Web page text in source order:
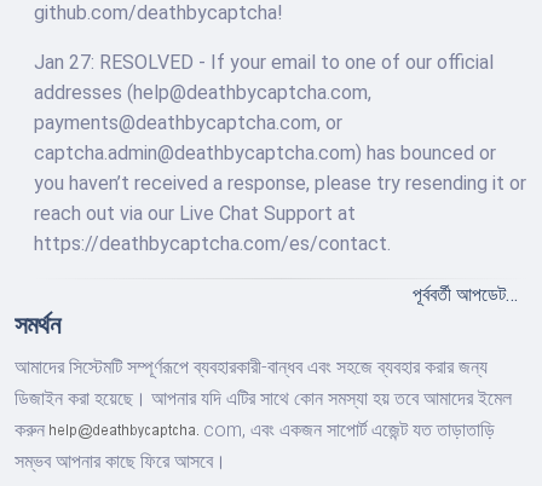
github.com/deathbycaptcha!
Jan 27: RESOLVED - If your email to one of our official
addresses (help@deathbycaptcha.com,
payments@deathbycaptcha.com, or
captcha.admin@deathbycaptcha.com) has bounced or
you haven’t received a response, please try resending it or
reach out via our Live Chat Support at
https://deathbycaptcha.com/es/contact.
পূর্ববর্তী আপডেট…
সমর্থন
আমাদের সিস্টেমটি সম্পূর্ণরূপে ব্যবহারকারী-বান্ধব এবং সহজে ব্যবহার করার জন্য
ডিজাইন করা হয়েছে। আপনার যদি এটির সাথে কোন সমস্যা হয় তবে আমাদের ইমেল
করুন
com, এবং একজন সাপোর্ট এজেন্ট যত তাড়াতাড়ি
সম্ভব আপনার কাছে ফিরে আসবে।